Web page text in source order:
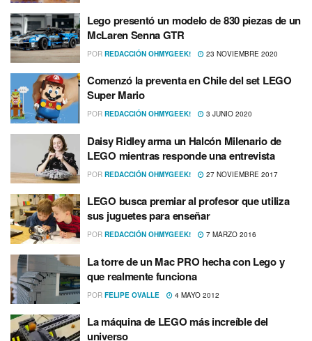
Lego presentó un modelo de 830 piezas de un
McLaren Senna GTR
POR REDACCIÓN OHMYGEEK! 23 NOVIEMBRE 2020
Comenzó la preventa en Chile del set LEGO
Super Mario
POR REDACCIÓN OHMYGEEK! 3 JUNIO 2020
Daisy Ridley arma un Halcón Milenario de
LEGO mientras responde una entrevista
POR REDACCIÓN OHMYGEEK! 27 NOVIEMBRE 2017
LEGO busca premiar al profesor que utiliza
sus juguetes para enseñar
POR REDACCIÓN OHMYGEEK! 7 MARZO 2016
La torre de un Mac PRO hecha con Lego y
que realmente funciona
POR FELIPE OVALLE 4 MAYO 2012
La máquina de LEGO más increí­ble del
universo